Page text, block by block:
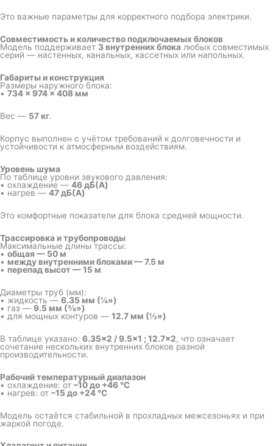
Это важные параметры для корректного подбора электрики.
Совместимость и количество подключаемых блоков
Модель поддерживает 3 внутренних блока любых совместимых
серий — настенных, канальных, кассетных или напольных.
Габариты и конструкция
Размеры наружного блока:
• 734 × 974 × 408 мм
Вес — 57 кг.
Корпус выполнен с учётом требований к долговечности и
устойчивости к атмосферным воздействиям.
Уровень шума
По таблице уровни звукового давления:
• охлаждение — 46 дБ(A)
• нагрев — 47 дБ(A)
Это комфортные показатели для блока средней мощности.
Трассировка и трубопроводы
Максимальные длины трассы:
• общая — 50 м
• между внутренними блоками — 7.5 м
• перепад высот — 15 м
Диаметры труб (мм):
• жидкость — 6.35 мм (¼»)
• газ — 9.5 мм (⅜»)
• для мощных контуров — 12.7 мм (½»)
В таблице указано: 6.35×2 / 9.5×1 ; 12.7×2, что означает
сочетание нескольких внутренних блоков разной
производительности.
Рабочий температурный диапазон
• охлаждение: от –10 до +46 °C
• нагрев: от –15 до +24 °C
Модель остаётся стабильной в прохладных межсезоньях и при
жаркой погоде.